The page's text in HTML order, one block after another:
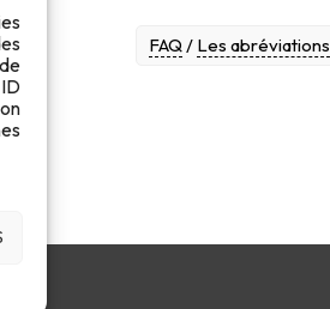
FAQ/ Les abréviations